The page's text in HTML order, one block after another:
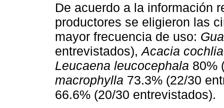
De acuerdo a la información
productores se eligieron las
mayor frecuencia de uso:
entrevistados),Acacia
Leucaena leucocephala 80%
macrophylla 73.3% (22/30
66.6% (20/30 entrevistados).